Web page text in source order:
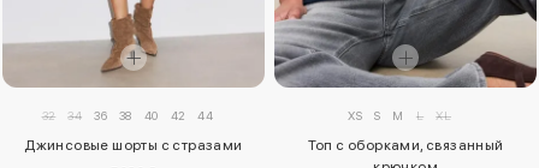
32 34 36 38 40 42 44
Джинсовые шорты с стразами
XS S M L XL
Топ с оборками, связанный